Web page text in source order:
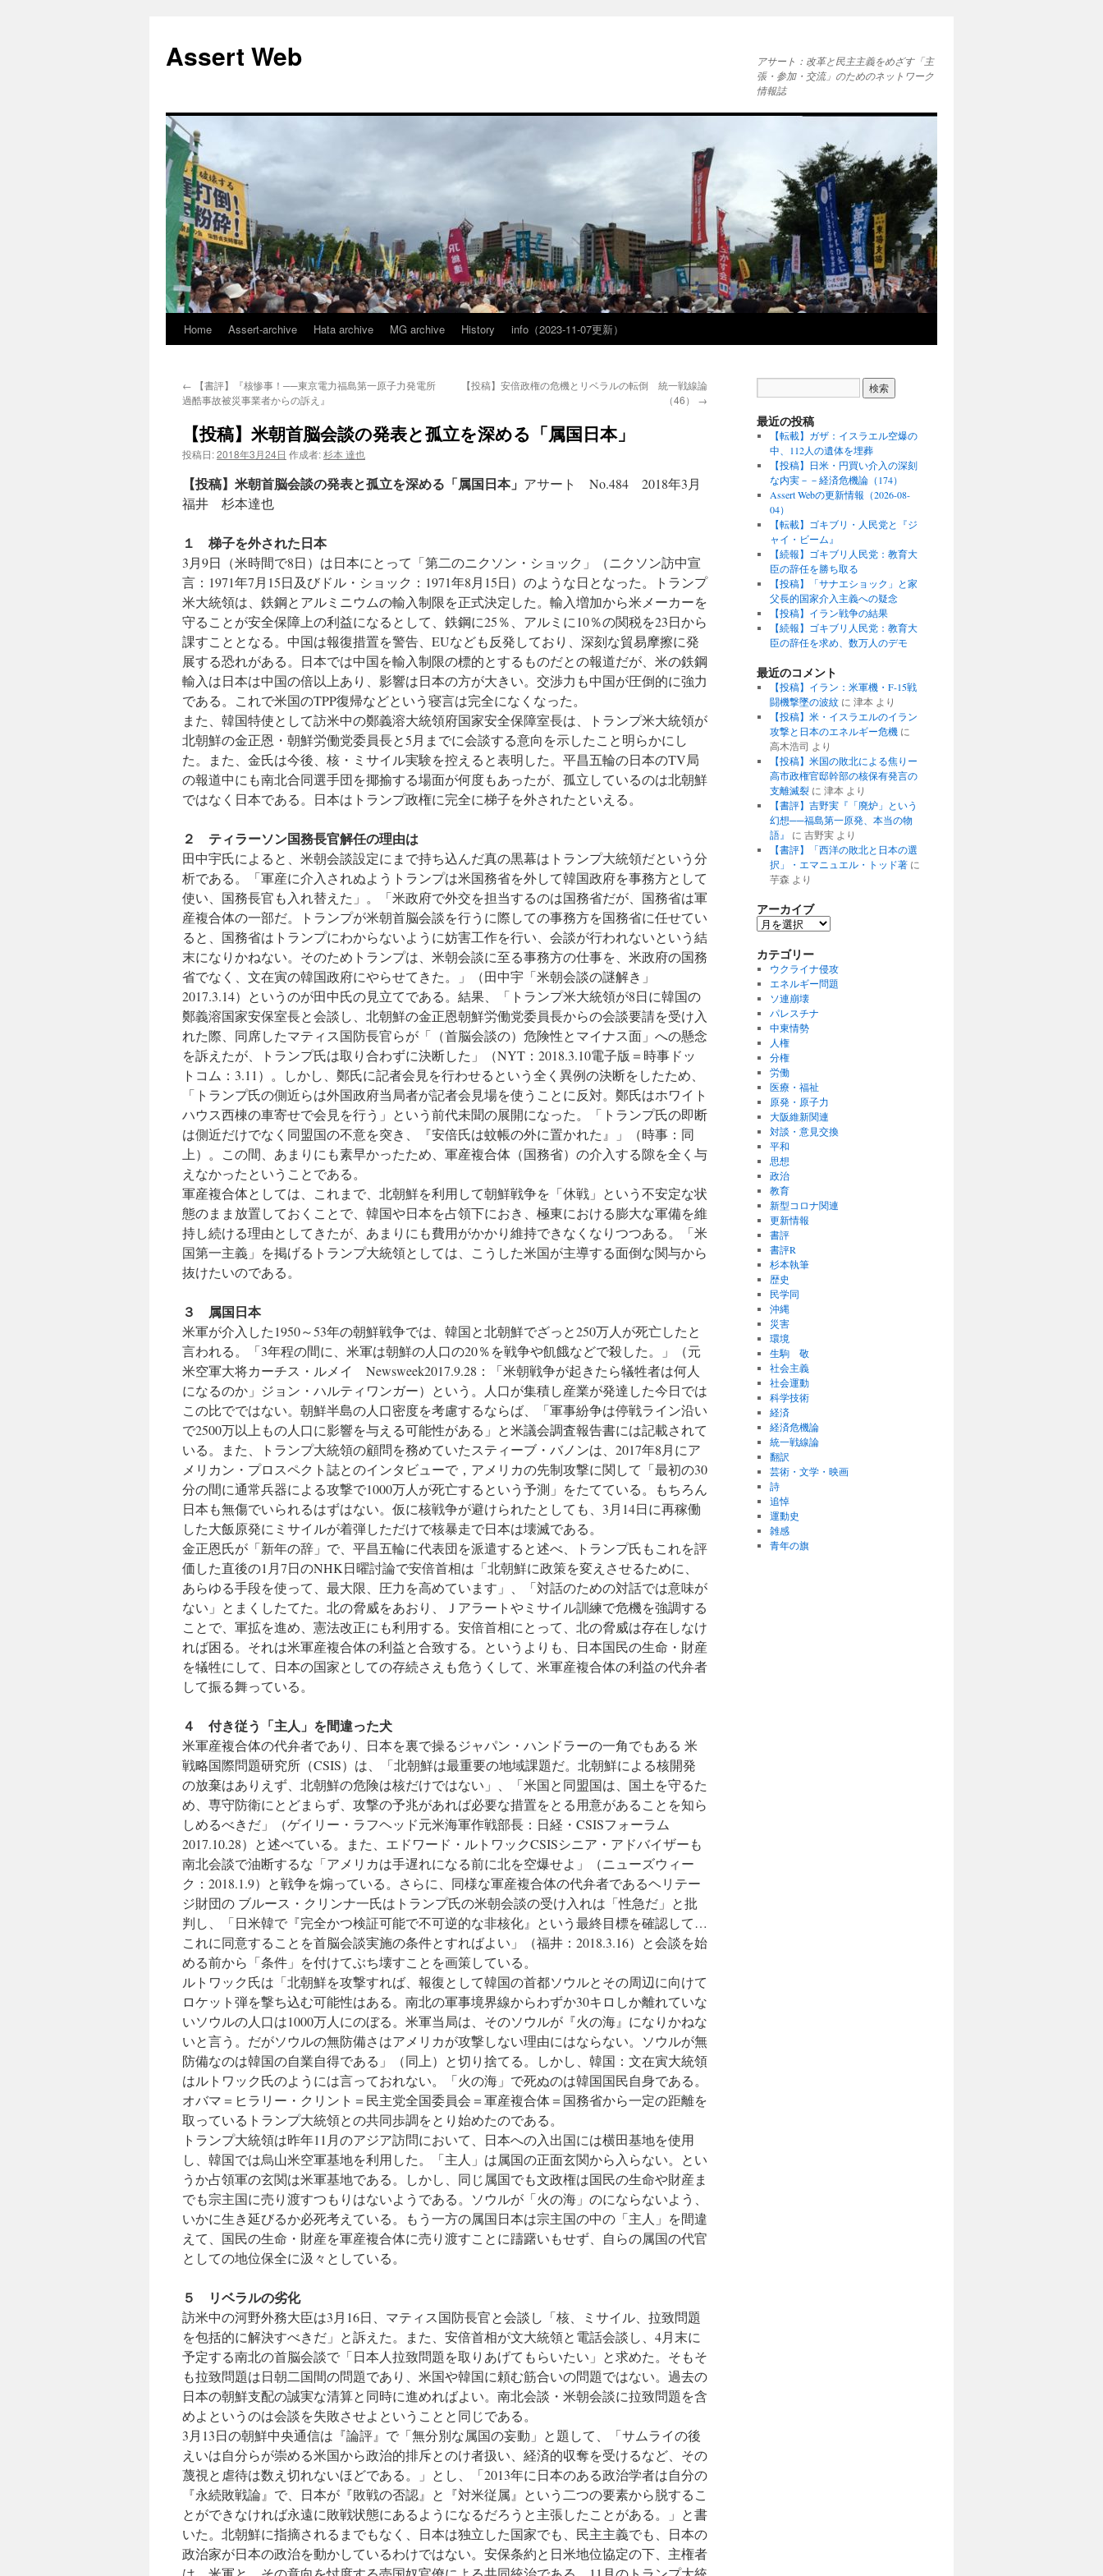
テ
ン
ス
キ
ッ
プ
Assert Web
アサート：改革と民主主義をめざす「主
張・参加・交流」のためのネットワーク
情報誌
Home Assert-archive Hata archive MG archive History info（2023-11-07更新）
← 【書評】『核惨事！──東京電力福島第一原子力発電所
過酷事故被災事業者からの訴え』
【投稿】安倍政権の危機とリベラルの転倒 統一戦線論
（46） →
【投稿】米朝首脳会談の発表と孤立を深める「属国日本」
投稿日:2018年3月24日 作成者:杉本 達也
【投稿】米朝首脳会談の発表と孤立を深める「属国日本」 アサート No.484 2018年3月
福井 杉本達也
１ 梯子を外された日本
3月9日（米時間で8日）は日本にとって「第二のニクソン・ショック」（ニクソン訪中宣
言：1971年7月15日及びドル・ショック：1971年8月15日）のような日となった。トランプ
米大統領は、鉄鋼とアルミニウムの輸入制限を正式決定した。輸入増加から米メーカーを
守ることが安全保障上の利益になるとして、鉄鋼に25％、アルミに10％の関税を23日から
課すこととなる。中国は報復措置を警告、EUなども反発しており、深刻な貿易摩擦に発
展する恐れがある。日本では中国を輸入制限の標的とするものだとの報道だが、米の鉄鋼
輸入は日本は中国の倍以上あり、影響は日本の方が大きい。交渉力も中国が圧倒的に強力
である。これで米国のTPP復帰などという寝言は完全になくなった。
また、韓国特使として訪米中の鄭義溶大統領府国家安全保障室長は、トランプ米大統領が
北朝鮮の金正恩・朝鮮労働党委員長と5月までに会談する意向を示したこと明らかにし
た。また、金氏は今後、核・ミサイル実験を控えると表明した。平昌五輪の日本のTV局
の報道中にも南北合同選手団を揶揄する場面が何度もあったが、孤立しているのは北朝鮮
ではなく日本である。日本はトランプ政権に完全に梯子を外されたといえる。
２ ティラーソン国務長官解任の理由は
田中宇氏によると、米朝会談設定にまで持ち込んだ真の黒幕はトランプ大統領だという分
析である。「軍産に介入されぬようトランプは米国務省を外して韓国政府を事務方として
使い、国務長官も入れ替えた」。「米政府で外交を担当するのは国務省だが、国務省は軍
産複合体の一部だ。トランプが米朝首脳会談を行うに際しての事務方を国務省に任せてい
ると、国務省はトランプにわからないように妨害工作を行い、会談が行われないという結
末になりかねない。そのためトランプは、米朝会談に至る事務方の仕事を、米政府の国務
省でなく、文在寅の韓国政府にやらせてきた。」（田中宇「米朝会談の謎解き」
2017.3.14）というのが田中氏の見立てである。結果、「トランプ米大統領が8日に韓国の
鄭義溶国家安保室長と会談し、北朝鮮の金正恩朝鮮労働党委員長からの会談要請を受け入
れた際、同席したマティス国防長官らが「（首脳会談の）危険性とマイナス面」への懸念
を訴えたが、トランプ氏は取り合わずに決断した」（NYT：2018.3.10電子版＝時事ドッ
トコム：3.11）。しかし、鄭氏に記者会見を行わせるという全く異例の決断をしたため、
「トランプ氏の側近らは外国政府当局者が記者会見場を使うことに反対。鄭氏はホワイト
ハウス西棟の車寄せで会見を行う」という前代未聞の展開になった。「トランプ氏の即断
は側近だけでなく同盟国の不意を突き、『安倍氏は蚊帳の外に置かれた』」（時事：同
上）。この間、あまりにも素早かったため、軍産複合体（国務省）の介入する隙を全く与
えなかったということである。
軍産複合体としては、これまで、北朝鮮を利用して朝鮮戦争を「休戦」という不安定な状
態のまま放置しておくことで、韓国や日本を占領下におき、極東における膨大な軍備を維
持し続ける理由としてきたが、あまりにも費用がかかり維持できなくなりつつある。「米
国第一主義」を掲げるトランプ大統領としては、こうした米国が主導する面倒な関与から
抜けたいのである。
３ 属国日本
米軍が介入した1950～53年の朝鮮戦争では、韓国と北朝鮮でざっと250万人が死亡したと
言われる。「3年程の間に、米軍は朝鮮の人口の20％を戦争や飢餓などで殺した。」（元
米空軍大将カーチス・ルメイ Newsweek2017.9.28：「米朝戦争が起きたら犠牲者は何人
になるのか」ジョン・ハルティワンガー）という。人口が集積し産業が発達した今日では
この比でではない。朝鮮半島の人口密度を考慮するならば、「軍事紛争は停戦ライン沿い
で2500万以上もの人口に影響を与える可能性がある」と米議会調査報告書には記載されて
いる。また、トランプ大統領の顧問を務めていたスティーブ・バノンは、2017年8月にア
メリカン・プロスペクト誌とのインタビューで，アメリカの先制攻撃に関して「最初の30
分の間に通常兵器による攻撃で1000万人が死亡するという予測」をたてている。もちろん
日本も無傷でいられるはずはない。仮に核戦争が避けられたとしても、3月14日に再稼働
した大飯原発にミサイルが着弾しただけで核暴走で日本は壊滅である。
金正恩氏が「新年の辞」で、平昌五輪に代表団を派遣すると述べ、トランプ氏もこれを評
価した直後の1月7日のNHK日曜討論で安倍首相は「北朝鮮に政策を変えさせるために、
あらゆる手段を使って、最大限、圧力を高めています」、「対話のための対話では意味が
ない」とまくしたてた。北の脅威をあおり、Ｊアラートやミサイル訓練で危機を強調する
ことで、軍拡を進め、憲法改正にも利用する。安倍首相にとって、北の脅威は存在しなけ
れば困る。それは米軍産複合体の利益と合致する。というよりも、日本国民の生命・財産
を犠牲にして、日本の国家としての存続さえも危うくして、米軍産複合体の利益の代弁者
して振る舞っている。
４ 付き従う「主人」を間違った犬
米軍産複合体の代弁者であり、日本を裏で操るジャパン・ハンドラーの一角でもある 米
戦略国際問題研究所（CSIS）は、「北朝鮮は最重要の地域課題だ。北朝鮮による核開発
の放棄はありえず、北朝鮮の危険は核だけではない」、「米国と同盟国は、国土を守るた
め、専守防衛にとどまらず、攻撃の予兆があれば必要な措置をとる用意があることを知ら
しめるべきだ」（ゲイリー・ラフヘッド元米海軍作戦部長：日経・CSISフォーラム
2017.10.28）と述べている。また、エドワード・ルトワックCSISシニア・アドバイザーも
南北会談で油断するな「アメリカは手遅れになる前に北を空爆せよ」（ニューズウィー
ク：2018.1.9）と戦争を煽っている。さらに、同様な軍産複合体の代弁者であるヘリテー
ジ財団の ブルース・クリンナ一氏はトランプ氏の米朝会談の受け入れは「性急だ」と批
判し、「日米韓で『完全かつ検証可能で不可逆的な非核化』という最終目標を確認して…
これに同意することを首脳会談実施の条件とすればよい」（福井：2018.3.16）と会談を始
める前から「条件」を付けてぶち壊すことを画策している。
ルトワック氏は「北朝鮮を攻撃すれば、報復として韓国の首都ソウルとその周辺に向けて
ロケット弾を撃ち込む可能性はある。南北の軍事境界線からわずか30キロしか離れていな
いソウルの人口は1000万人にのぼる。米軍当局は、そのソウルが『火の海』になりかねな
いと言う。だがソウルの無防備さはアメリカが攻撃しない理由にはならない。ソウルが無
防備なのは韓国の自業自得である」（同上）と切り捨てる。しかし、韓国：文在寅大統領
はルトワック氏のようには言っておれない。「火の海」で死ぬのは韓国国民自身である。
オバマ＝ヒラリー・クリント＝民主党全国委員会＝軍産複合体＝国務省から一定の距離を
取っているトランプ大統領との共同歩調をとり始めたのである。
トランプ大統領は昨年11月のアジア訪問において、日本への入出国には横田基地を使用
し、韓国では烏山米空軍基地を利用した。「主人」は属国の正面玄関から入らない。とい
うか占領軍の玄関は米軍基地である。しかし、同じ属国でも文政権は国民の生命や財産ま
でも宗主国に売り渡すつもりはないようである。ソウルが「火の海」のにならないよう、
いかに生き延びるか必死考えている。もう一方の属国日本は宗主国の中の「主人」を間違
えて、国民の生命・財産を軍産複合体に売り渡すことに躊躇いもせず、自らの属国の代官
としての地位保全に汲々としている。
５ リベラルの劣化
訪米中の河野外務大臣は3月16日、マティス国防長官と会談し「核、ミサイル、拉致問題
を包括的に解決すべきだ」と訴えた。また、安倍首相が文大統領と電話会談し、4月末に
予定する南北の首脳会談で「日本人拉致問題を取りあげてもらいたい」と求めた。そもそ
も拉致問題は日朝二国間の問題であり、米国や韓国に頼む筋合いの問題ではない。過去の
日本の朝鮮支配の誠実な清算と同時に進めればよい。南北会談・米朝会談に拉致問題を含
めよというのは会談を失敗させよということと同じである。
3月13日の朝鮮中央通信は『論評』で「無分別な属国の妄動」と題して、「サムライの後
えいは自分らが崇める米国から政治的排斥とのけ者扱い、経済的収奪を受けるなど、その
蔑視と虐待は数え切れないほどである。」とし、「2013年に日本のある政治学者は自分の
『永続敗戦論』で、日本が『敗戦の否認』と『対米従属』という二つの要素から脱するこ
とができなければ永遠に敗戦状態にあるようになるだろうと主張したことがある。」と書
いた。北朝鮮に指摘されるまでもなく、日本は独立した国家でも、民主主義でも、日本の
政治家が日本の政治を動かしているわけではない。安保条約と日米地位協定の下、主権者
最近の投稿
【転載】ガザ：イスラエル空爆の
中、112人の遺体を埋葬
【投稿】日米・円買い介入の深刻
な内実－－経済危機論（174）
Assert Webの更新情報（2026-08-
04）
【転載】ゴキブリ・人民党と『ジ
ャイ・ビーム』
【続報】ゴキブリ人民党：教育大
臣の辞任を勝ち取る
【投稿】「サナエショック」と家
父長的国家介入主義への疑念
【投稿】イラン戦争の結果
【続報】ゴキブリ人民党：教育大
臣の辞任を求め、数万人のデモ
最近のコメント
【投稿】イラン：米軍機・F-15戦
闘機撃墜の波紋に 津本より
【投稿】米・イスラエルのイラン
攻撃と日本のエネルギー危機に
高木浩司 より
【投稿】米国の敗北による焦りー
高市政権官邸幹部の核保有発言の
支離滅裂に 津本より
【書評】吉野実『「廃炉」という
幻想──福島第一原発、本当の物
語』
に 吉野実より
【書評】「西洋の敗北と日本の選
択」・エマニュエル・トッド著に
芋森 より
アーカイブ
ア
カ
イ
ブ
カテゴリー
ウクライナ侵攻
エネルギー問題
ソ連崩壊
パレスチナ
中東情勢
人権
分権
労働
医療・福祉
原発・原子力
大阪維新関連
対談・意見交換
平和
思想
政治
教育
新型コロナ関連
更新情報
書評
書評R
杉本執筆
歴史
民学同
沖縄
災害
環境
生駒 敬
社会主義
社会運動
科学技術
経済
経済危機論
統一戦線論
翻訳
芸術・文学・映画
詩
追悼
運動史
雑感
青年の旗